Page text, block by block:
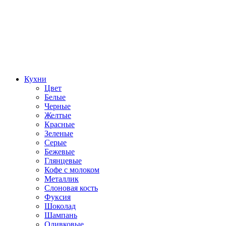
Кухни
Цвет
Белые
Черные
Желтые
Красные
Зеленые
Серые
Бежевые
Глянцевые
Кофе с молоком
Металлик
Слоновая кость
Фуксия
Шоколад
Шампань
Оливковые